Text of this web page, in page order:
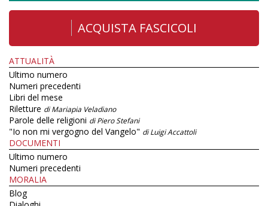
ACQUISTA FASCICOLI
ATTUALITÀ
Ultimo numero
Numeri precedenti
Libri del mese
Riletture di Mariapia Veladiano
Parole delle religioni di Piero Stefani
"Io non mi vergogno del Vangelo" di Luigi Accattoli
DOCUMENTI
Ultimo numero
Numeri precedenti
MORALIA
Blog